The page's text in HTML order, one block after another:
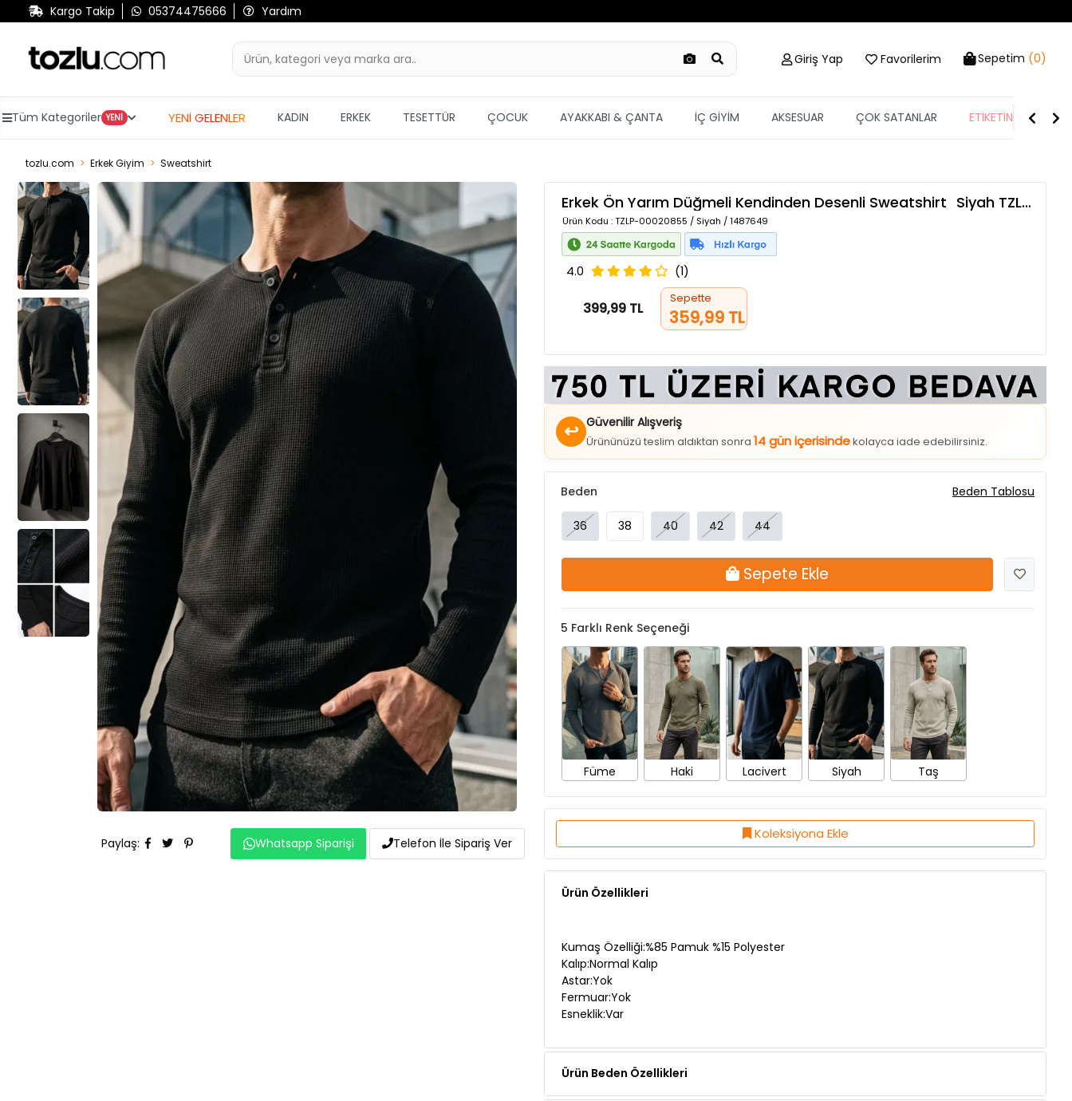
Kargo Takip 05374475666 Yardım
Giriş Yap Favorilerim Sepetim (0)
Tüm Kategoriler YENİ YENİ GELENLER KADIN ERKEK TESETTÜR ÇOCUK AYAKKABI & ÇANTA İÇ GİYİM AKSESUAR ÇOK SATANLAR ETİKETİN YARISI
tozlu.com Erkek Giyim Sweatshirt
Paylaş: Whatsapp Siparişi Telefon İle Sipariş Ver
Erkek Ön Yarım Düğmeli Kendinden Desenli Sweatshirt Siyah TZLP-00020855
Ürün Kodu : TZLP-00020855 / Siyah / 1487649
4.0 (1)
399,99 TL
Sepette
359,99 TL
↩ Güvenilir Alışveriş
Ürününüzü teslim aldıktan sonra14 gün içerisindekolayca iade edebilirsiniz.
36
Sepete Ekle
5Farklı Renk Seçeneği
Füme Haki Lacivert Siyah Taş
Koleksiyona Ekle
Ürün Özellikleri
Astar:Yok
Fermuar:Yok
Esneklik:Var